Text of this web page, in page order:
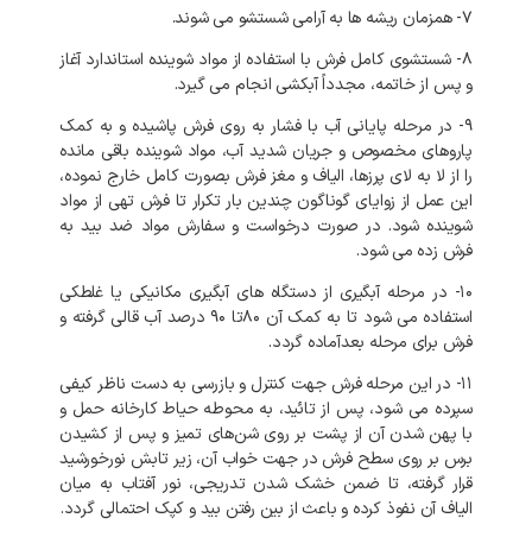
۷- همزمان ریشه ها به آرامی شستشو می شوند.
۸- شستشوی کامل فرش با استفاده از مواد شوینده استاندارد آغاز
و پس از خاتمه، مجدداً آبکشی انجام می گیرد.
۹- در مرحله پایانی آب با فشار به روی فرش پاشیده و به کمک
پاروهای مخصوص و جریان شدید آب، مواد شوینده باقی مانده
را از لا به لای پرزها، الیاف و مغز فرش بصورت کامل خارج نموده،
این عمل از زوایای گوناگون چندین بار تکرار تا فرش تهی از مواد
شوینده شود. در صورت درخواست و سفارش مواد ضد بید به
فرش زده می شود.
۱۰- در مرحله آبگیری از دستگاه های آبگیری مکانیکی یا غلطکی
استفاده می شود تا به کمک آن ۸۰تا ۹۰ درصد آب قالی گرفته و
فرش برای مرحله بعدآماده گردد.
۱۱- در این مرحله فرش جهت کنترل و بازرسی به دست ناظر کیفی
سپرده می شود، پس از تائید، به محوطه حیاط کارخانه حمل و
با پهن شدن آن از پشت بر روی شن‌های تمیز و پس از کشیدن
برس بر روی سطح فرش در جهت خواب آن، زیر تابش نورخورشید
قرار گرفته، تا ضمن خشک شدن تدریجی، نور آفتاب به میان
الیاف آن نفوذ کرده و باعث از بین رفتن بید و کپک احتمالی گردد.